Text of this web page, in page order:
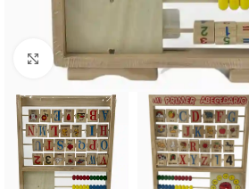
Haz clic para ampliar